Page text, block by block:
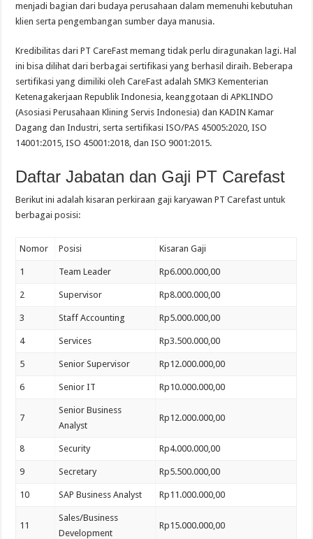
menjadi bagian dari budaya perusahaan dalam memenuhi kebutuhan
klien serta pengembangan sumber daya manusia.
Kredibilitas dari PT CareFast memang tidak perlu diragunakan lagi. Hal
ini bisa dilihat dari berbagai sertifikasi yang berhasil diraih. Beberapa
sertifikasi yang dimiliki oleh CareFast adalah SMK3 Kementerian
Ketenagakerjaan Republik Indonesia, keanggotaan di APKLINDO
(Asosiasi Perusahaan Klining Servis Indonesia) dan KADIN Kamar
Dagang dan Industri, serta sertifikasi ISO/PAS 45005:2020, ISO
14001:2015, ISO 45001:2018, dan ISO 9001:2015.
Daftar Jabatan dan Gaji PT Carefast
Berikut ini adalah kisaran perkiraan gaji karyawanPT Carefast untuk
berbagai posisi:
Nomor Posisi Kisaran Gaji
1 Team Leader Rp6.000.000,00
2 Supervisor Rp8.000.000,00
3 Staff Accounting Rp5.000.000,00
4 Services Rp3.500.000,00
5 Senior Supervisor Rp12.000.000,00
6 Senior IT Rp10.000.000,00
7
Senior Business
Analyst
Rp12.000.000,00
8 Security Rp4.000.000,00
9 Secretary Rp5.500.000,00
10 SAP Business Analyst Rp11.000.000,00
11
Sales/Business
Development
Rp15.000.000,00